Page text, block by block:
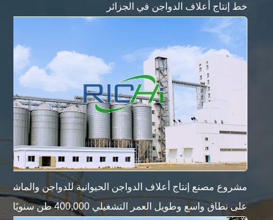
خط إنتاج أعلاف الدواجن في الجزائر
مشروع مصنع إنتاج أعلاف الدواجن الحيوانية للدواجن والماشية
على نطاق واسع وطويل العمر التشغيلي 400,000 طن سنويًا